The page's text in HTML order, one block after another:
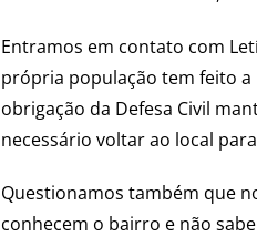
Entramos em contato com
própria população tem feito
obrigação da Defesa Civil
necessário voltar ao local
Questionamos também que
conhecem o bairro e não